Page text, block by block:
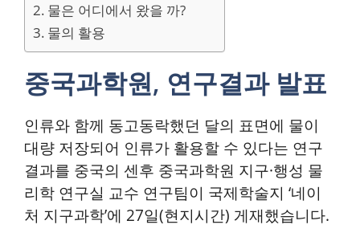
물은 어디에서 왔을 까?
물의 활용
중국과학원, 연구결과 발표
인류와 함께 동고동락했던 달의 표면에 물이
대량 저장되어 인류가 활용할 수 있다는 연구
결과를 중국의 센후 중국과학원 지구·행성 물
리학 연구실 교수 연구팀이 국제학술지 ‘네이
처 지구과학’에 27일(현지시간) 게재했습니다.